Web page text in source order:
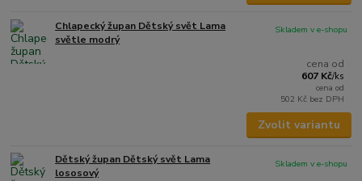
Chlapecký župan Dětský svět Lama
světle modrý
cena od
607 Kč/ks
cena od
502 Kč bez DPH
Skladem v e-shopu
Zvolit variantu
Dětský župan Dětský svět Lama
lososový
Skladem v e-shopu